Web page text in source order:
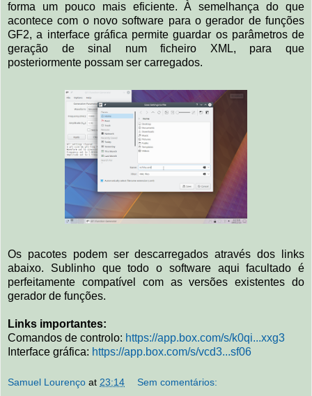
forma um pouco mais eficiente. À semelhança do que
acontece com o novo software para o gerador de funções
GF2, a interface gráfica permite guardar os parâmetros de
geração de sinal num ficheiro XML, para que
posteriormente possam ser carregados.
Os pacotes podem ser descarregados através dos links
abaixo. Sublinho que todo o software aqui facultado é
perfeitamente compatível com as versões existentes do
gerador de funções.
Links importantes:
Comandos de controlo: https://app.box.com/s/k0qi...xxg3
Interface gráfica: https://app.box.com/s/vcd3...sf06
Samuel Lourenço at 23:14 Sem comentários: